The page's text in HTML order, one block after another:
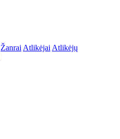
Žanrai Atlikėjai Atlikėjų